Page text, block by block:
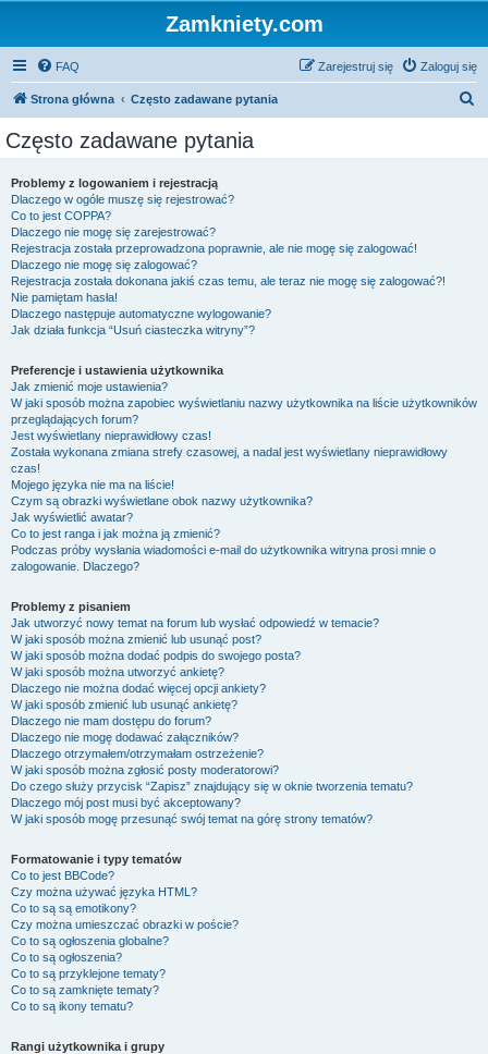
Zamkniety.com
FAQ Zaloguj się
Zarejestruj się
Strona główna Często zadawane pytania
Często zadawane pytania
Problemy z logowaniem i rejestracją
Dlaczego w ogóle muszę się rejestrować?
Co to jest COPPA?
Dlaczego nie mogę się zarejestrować?
Rejestracja została przeprowadzona poprawnie, ale nie mogę się zalogować!
Dlaczego nie mogę się zalogować?
Rejestracja została dokonana jakiś czas temu, ale teraz nie mogę się zalogować?!
Nie pamiętam hasła!
Dlaczego następuje automatyczne wylogowanie?
Jak działa funkcja “Usuń ciasteczka witryny”?
Preferencje i ustawienia użytkownika
Jak zmienić moje ustawienia?
W jaki sposób można zapobiec wyświetlaniu nazwy użytkownika na liście użytkowników
przeglądających forum?
Jest wyświetlany nieprawidłowy czas!
Została wykonana zmiana strefy czasowej, a nadal jest wyświetlany nieprawidłowy
czas!
Mojego języka nie ma na liście!
Czym są obrazki wyświetlane obok nazwy użytkownika?
Jak wyświetlić awatar?
Co to jest ranga i jak można ją zmienić?
Podczas próby wysłania wiadomości e-mail do użytkownika witryna prosi mnie o
zalogowanie. Dlaczego?
Problemy z pisaniem
Jak utworzyć nowy temat na forum lub wysłać odpowiedź w temacie?
W jaki sposób można zmienić lub usunąć post?
W jaki sposób można dodać podpis do swojego posta?
W jaki sposób można utworzyć ankietę?
Dlaczego nie można dodać więcej opcji ankiety?
W jaki sposób zmienić lub usunąć ankietę?
Dlaczego nie mam dostępu do forum?
Dlaczego nie mogę dodawać załączników?
Dlaczego otrzymałem/otrzymałam ostrzeżenie?
W jaki sposób można zgłosić posty moderatorowi?
Do czego służy przycisk “Zapisz” znajdujący się w oknie tworzenia tematu?
Dlaczego mój post musi być akceptowany?
W jaki sposób mogę przesunąć swój temat na górę strony tematów?
Formatowanie i typy tematów
Co to jest BBCode?
Czy można używać języka HTML?
Co to są są emotikony?
Czy można umieszczać obrazki w poście?
Co to są ogłoszenia globalne?
Co to są ogłoszenia?
Co to są przyklejone tematy?
Co to są zamknięte tematy?
Co to są ikony tematu?
Rangi użytkownika i grupy